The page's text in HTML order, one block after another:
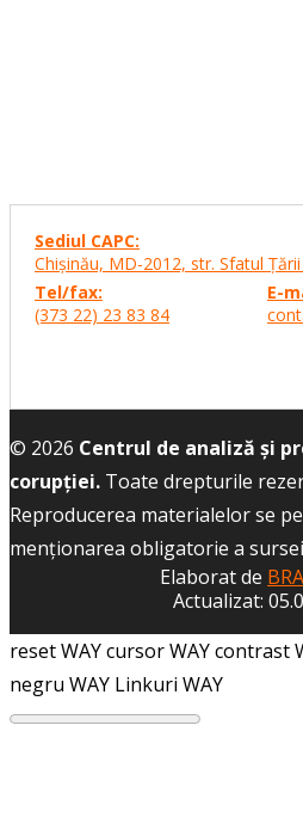
Sediul CAPC:
Chişinău, MD-2012, str. Sfatul
Tel/fax:
(373 22) 23 83 84
E-
© 2026 Centrul de analiză și
corupției. Toate drepturile
Reproducerea materialelor se
menţionarea obligatorie a
Elaborat de
Actualizat:
reset WAYcursor WAYcontrast
negru WAY Linkuri WAY